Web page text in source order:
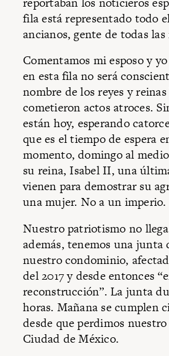
fila está representado todo
ancianos, gente de todas las
Comentamos mi esposo y
en esta fila no será
nombre de los reyes y
cometieron actos atroces.
están hoy, esperando
que es el tiempo de espera
momento, domingo al
su reina, Isabel II, una
vienen para demostrar su
una mujer. No a un imperio.
Nuestro patriotismo no
además, tenemos una junta
nuestro condominio,
del 2017 y desde entonces
reconstrucción”. La junta
horas. Mañana se cumplen
desde que perdimos
Ciudad de México.